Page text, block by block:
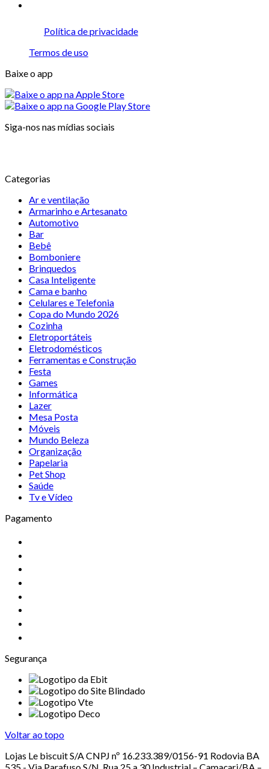
Política de privacidade
Termos de uso
Baixe o app
Siga-nos nas mídias sociais
Categorias
Ar e ventilação
Armarinho e Artesanato
Automotivo
Bar
Bebê
Bomboniere
Brinquedos
Casa Inteligente
Cama e banho
Celulares e Telefonia
Copa do Mundo 2026
Cozinha
Eletroportáteis
Eletrodomésticos
Ferramentas e Construção
Festa
Games
Informática
Lazer
Mesa Posta
Móveis
Mundo Beleza
Organização
Papelaria
Pet Shop
Saúde
Tv e Vídeo
Pagamento
Segurança
Voltar ao topo
Lojas Le biscuit S/A CNPJ nº 16.233.389/0156-91 Rodovia BA
535 - Via Parafuso S/N, Rua 25 a 30 Industrial – Camaçari/BA –